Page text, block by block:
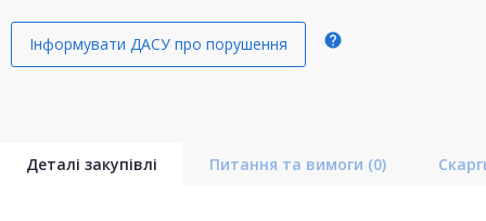
Інформувати ДАСУ про порушення help
Деталі закупівлі Питання та вимоги (0)